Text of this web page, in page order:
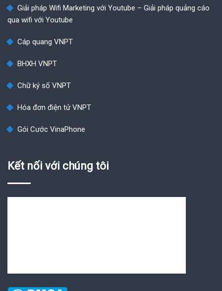
Giải pháp Wifi Marketing với Youtube – Giải pháp quảng cáo
qua wifi với Youtube
Cáp quang VNPT
BHXH VNPT
Chữ ký số VNPT
Hóa đơn điện tử VNPT
Gói Cước VinaPhone
Kết nối với chúng tôi